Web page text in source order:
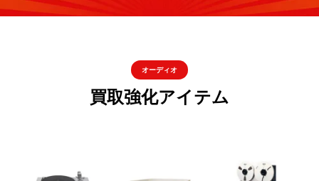
オーディオ
買取強化アイテム